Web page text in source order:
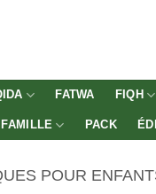
FATWA FIQH
FAMILLE PACK
POUR